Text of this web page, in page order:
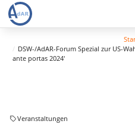
Direkt
zum
Inhalt
Direkt
zum
Hauptmenu
Direkt
zur
Suche
Direkt
zum
Footer
DSW-/AdAR-Forum Spezial zur US-
ante portas 2024'
Veranstaltungen